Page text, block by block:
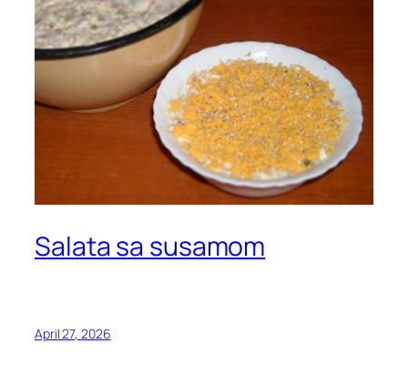
Salata sa susamom
April 27, 2026